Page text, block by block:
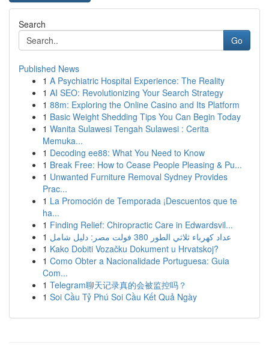
Search
Go
Published News
1 A Psychiatric Hospital Experience: The Reality
1 AI SEO: Revolutionizing Your Search Strategy
1 88m: Exploring the Online Casino and Its Platform
1 Basic Weight Shedding Tips You Can Begin Today
1 Wanita Sulawesi Tengah Sulawesi : Cerita
Memuka...
1 Decoding ee88: What You Need to Know
1 Break Free: How to Cease People Pleasing & Pu...
1 Unwanted Furniture Removal Sydney Provides
Prac...
1 La Promoción de Temporada ¡Descuentos que te
ha...
1 Finding Relief: Chiropractic Care in Edwardsvil...
1
عداد كهرباء ثلاثي الطور 380 فولت مصر: دليل شامل
1 Kako Dobiti Vozačku Dokument u Hrvatskoj?
1 Como Obter a Nacionalidade Portuguesa: Guia
Com...
1 Telegram聊天记录真的会被监控吗？
1 Soi Cầu Tỷ Phú Soi Cầu Kết Quả Ngày